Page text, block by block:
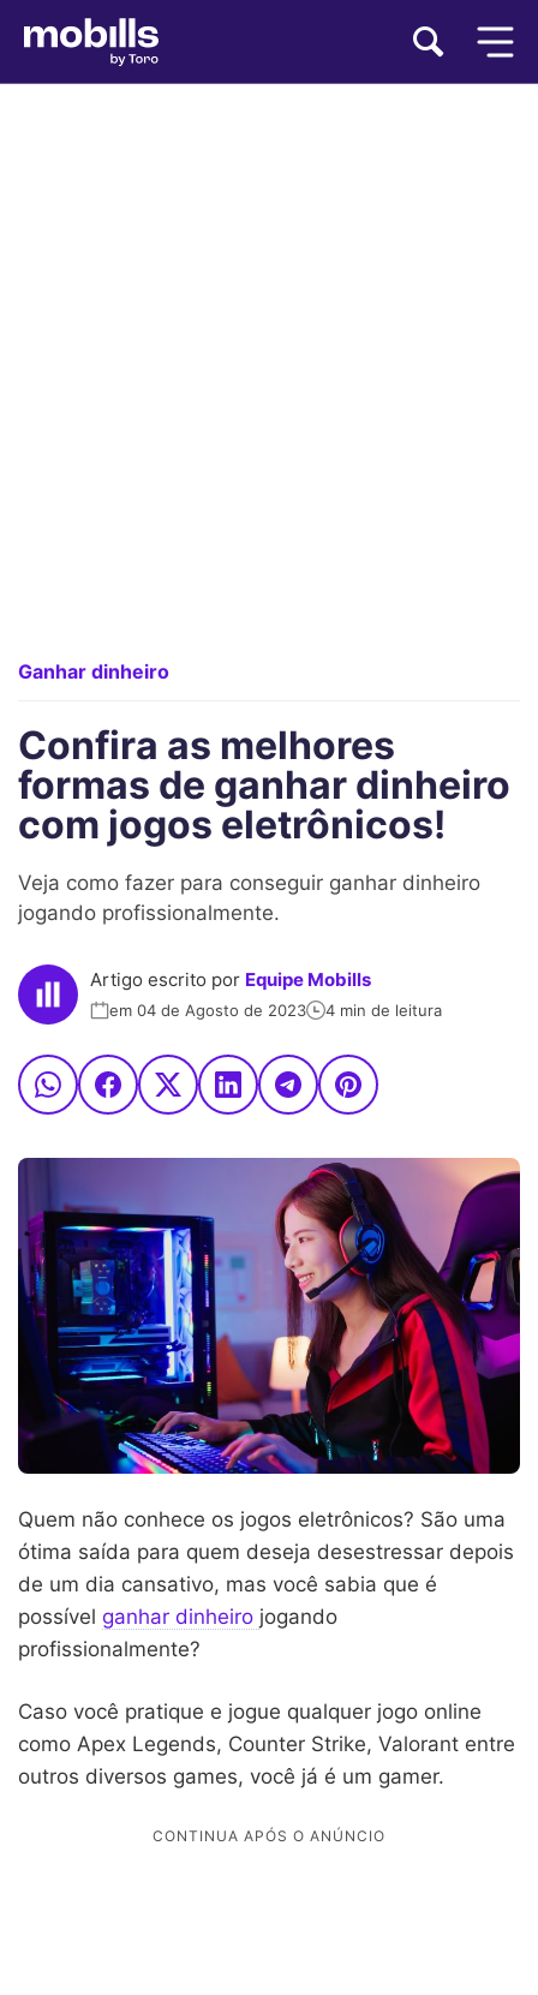
Ganhar dinheiro
Confira as melhores
formas de ganhar dinheiro
com jogos eletrônicos!
Veja como fazer para conseguir ganhar dinheiro
jogando profissionalmente.
Artigo escrito por Equipe Mobills
em 04 de Agosto de 2023 4 min de leitura
Quem não conhece os jogos eletrônicos? São uma
ótima saída para quem deseja desestressar depois
de um dia cansativo, mas você sabia que é
possível ganhar dinheiro jogando
profissionalmente?
Caso você pratique e jogue qualquer jogo online
como Apex Legends, Counter Strike, Valorant entre
outros diversos games, você já é um gamer.